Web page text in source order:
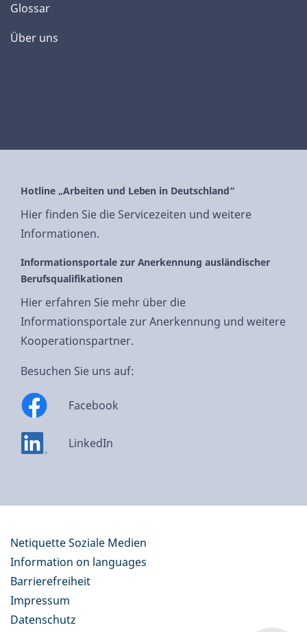
Glossar
Über uns
Hotline „Arbeiten und Leben in Deutschland“
Hier finden Sie die Servicezeiten und weitere
Informationen.
Informationsportale zur Anerkennung ausländischer
Berufsqualifikationen
Hier erfahren Sie mehr über die
Informationsportale zur Anerkennung und weitere
Kooperationspartner.
Besuchen Sie uns auf:
Facebook
LinkedIn
Netiquette Soziale Medien
Information on languages
Barrierefreiheit
Impressum
Datenschutz